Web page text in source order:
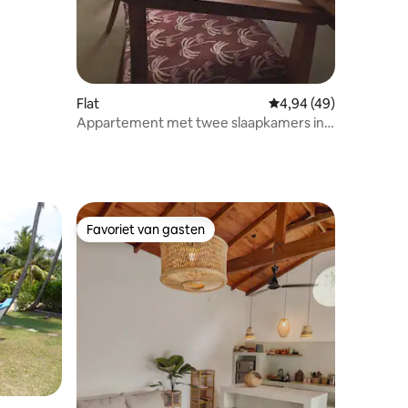
Flat Gemiddelde
4,94 (49)
Appartement met twee slaapkamers in
Favoriet van gasten
Favoriet van gasten